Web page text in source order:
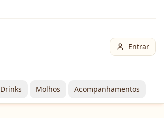
Entrar
Drinks Molhos Acompanhamentos